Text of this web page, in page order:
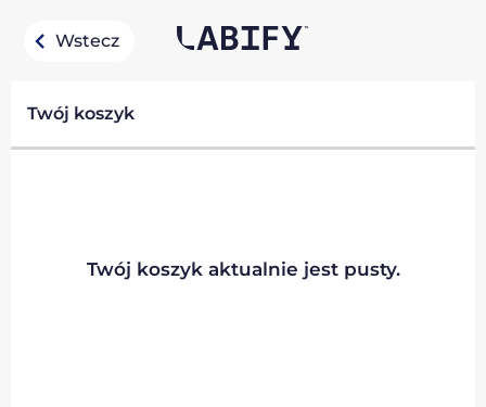
Wstecz
Twój koszyk
Twój koszyk aktualnie jest pusty.